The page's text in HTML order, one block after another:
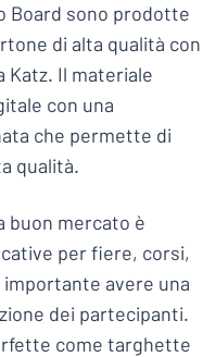
Board sono prodotte
di alta qualità con
Katz. Il materiale
con una
che permette di
qualità.
buon mercato è
per fiere, corsi,
avere una
dei partecipanti.
come targhette